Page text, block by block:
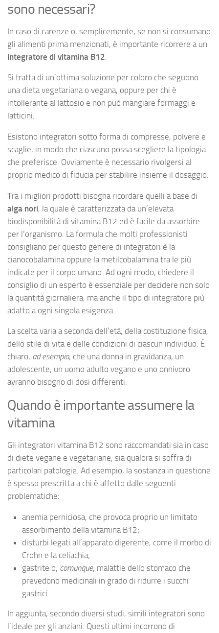
sono necessari?
In caso di carenze o, semplicemente, se non si consumano
gli alimenti prima menzionati, è importante ricorrere a un
integratore di vitamina B12
Si tratta di un’ottima soluzione per coloro che seguono
una dieta vegetariana o vegana, oppure per chi è
intollerante al lattosio e non può mangiare formaggi e
latticini.
Esistono integratori sotto forma di compresse, polvere e
scaglie, in modo che ciascuno possa scegliere la tipologia
che preferisce. Ovviamente è necessario rivolgersi al
proprio medico di fiducia per stabilire insieme il dosaggio.
Tra i migliori prodotti bisogna ricordare quelli a base di
alga nori, la quale è caratterizzata da un’elevata
biodisponibilità di vitamina B12 ed è facile da assorbire
per l’organismo. La formula che molti professionisti
consigliano per questo genere di integratori è la
cianocobalamina oppure la metilcobalamina tra le più
indicate per il corpo umano. Ad ogni modo, chiedere il
consiglio di un esperto è essenziale per decidere non solo
la quantità giornaliera, ma anche il tipo di integratore più
adatto a ogni singola esigenza.
La scelta varia a seconda dell’età, della costituzione fisica,
dello stile di vita e delle condizioni di ciascun individuo. È
chiaro, ad esempio, che una donna in gravidanza, un
adolescente, un uomo adulto vegano e uno onnivoro
avranno bisogno di dosi differenti.
Quando è importante assumere la
vitamina
Gli integratori vitamina B12 sono raccomandati sia in caso
di diete vegane e vegetariane, sia qualora si soffra di
particolari patologie. Ad esempio, la sostanza in questione
è spesso prescritta a chi è affetto dalle seguenti
problematiche:
anemia perniciosa, che provoca proprio un limitato
assorbimento della vitamina B12;
disturbi legati all’apparato digerente, come il morbo di
Crohn e la celiachia;
gastrite o, comunque, malattie dello stomaco che
prevedono medicinali in grado di ridurre i succhi
gastrici.
In aggiunta, secondo diversi studi, simili integratori sono
l’ideale per gli anziani. Questi ultimi incorrono di